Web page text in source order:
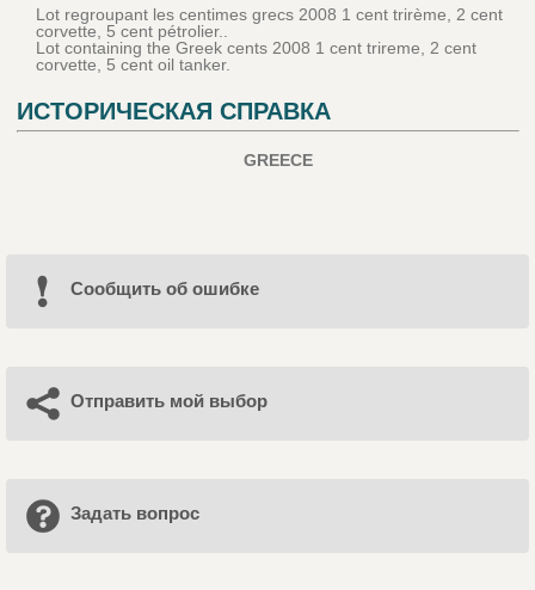
Lot regroupant les centimes grecs 2008 1 cent trirème, 2 cent
corvette, 5 cent pétrolier..
Lot containing the Greek cents 2008 1 cent trireme, 2 cent
corvette, 5 cent oil tanker.
ИСТОРИЧЕСКАЯ СПРАВКА
GREECE
Cообщить об ошибке
Отправить мой выбор
Задать вопрос